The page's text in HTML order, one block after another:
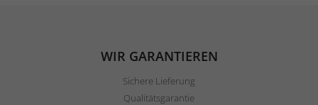
WIR GARANTIEREN
Sichere Lieferung
Qualitätsgarantie